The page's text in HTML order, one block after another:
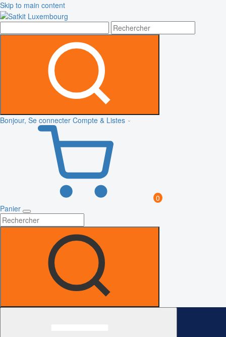
Skip to main content
Bonjour, Se connecter Compte & Listes
0
Panier